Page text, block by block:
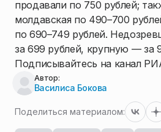
продавали по 750 рублей;
молдавская по 490–700
по 690–749 рублей.
за 699 рублей, крупную — за
Подписывайтесь на канал
Автор:
Василиса Бокова
Поделиться материалом: